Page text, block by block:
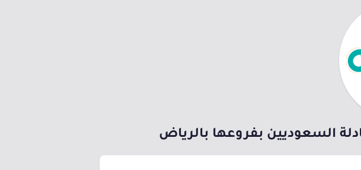
السعوديين بفروعها بالرياض